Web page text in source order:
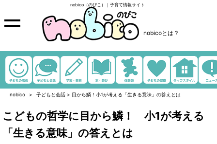
nobico（のびこ）｜子育て情報サイト
nobicoとは？
nobico 子どもと会話 > 目から鱗！小1が考える「生きる意味」の答えとは
こどもの哲学に目から鱗！ 小1が考える
「生きる意味」の答えとは